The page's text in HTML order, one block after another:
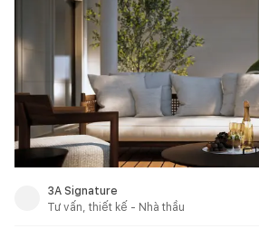
3A Signature
Tư vấn, thiết kế - Nhà thầu